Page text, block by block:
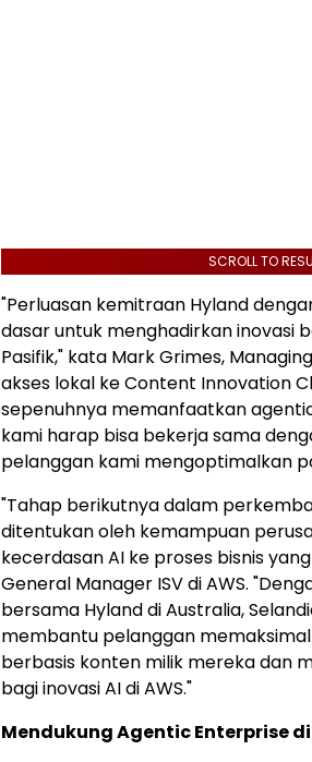
SCROLL TO
"Perluasan kemitraan Hyland
dasar untuk menghadirkan inovasi
Pasifik," kata Mark Grimes,
akses lokal ke Content Innovation
sepenuhnya memanfaatkan
kami harap bisa bekerja sama
pelanggan kami mengoptimalkan
"Tahap berikutnya dalam
ditentukan oleh kemampuan
kecerdasan AI ke proses bisnis
General Manager ISV di AWS.
bersama Hyland di Australia,
membantu pelanggan
berbasis konten milik mereka dan
bagi inovasi AI di AWS."
Mendukung Agentic Enterprise